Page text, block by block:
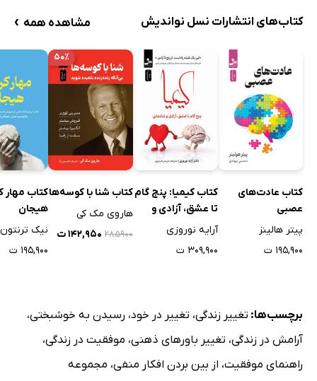
کتاب‌های انتشارات نسل نواندیش مشاهده همه ›
کتاب عادت‌های
عصبی
پیتر هالینز
۱۹۵,۹۰۰ ت
کتاب کیمیا: پنج گام
تا عشق، آزادی و
شادمانی
آرایه نوروزی
۳۰۹,۹۰۰ ت
۵۰٪
کتاب شنا با کوسه‌ها
هاروی مک کی
۲۸۵۹۰۰ ۱۴۲,۹۵۰ ت
کتاب مهار
هیجان
نیک ترنتون
۱۹۵,۹۰۰ ت
برچسب‌ها: تغییر زندگی، تغییر در خود، رسیدن به خوشبختی،
آرامش در زندگی، تغییر باورهای ذهنی، موفقیت در زندگی،
راهنمای موفقیت، از بین بردن افکار منفی، مجموعه